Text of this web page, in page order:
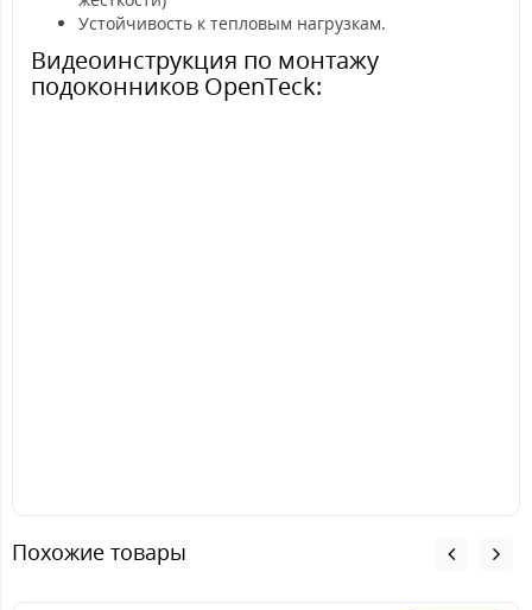
Устойчивость к тепловым нагрузкам.
Видеоинструкция по монтажу
подоконников OpenTeck:
Похожие товары